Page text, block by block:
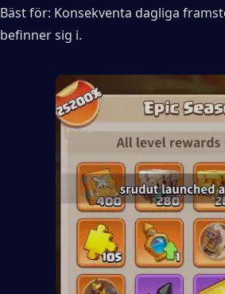
Bäst för: Konsekventa dagliga
befinner sig i.